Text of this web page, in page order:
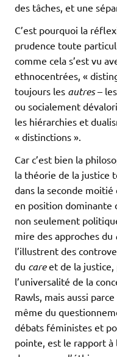
des tâches, et une
C’est pourquoi la
prudence toute
comme cela s’est vu
ethnocentrées, «
toujours les autres–
ou socialement
les hiérarchies et
« distinctions ».
Car c’est bien la
la théorie de la justice
dans la seconde
en position dominante
non seulement
mire des approches du
l’illustrent des
du careet de la justice,
l’universalité de la
Rawls, mais aussi
même du
débats féministes et
pointe, est le rapport à